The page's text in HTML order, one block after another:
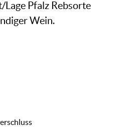
Pfalz Rebsorte
Wein.